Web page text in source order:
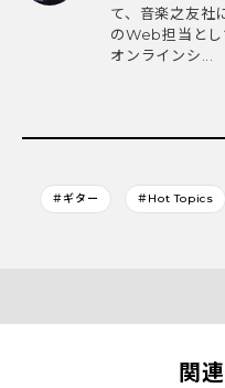
て、音楽之友社
のWeb担当と
オンラインシ...
＃ギター ＃Hot Topics
関